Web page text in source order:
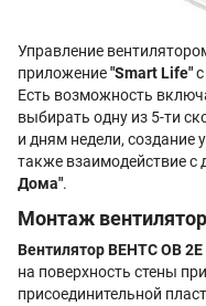
Управление
приложение"Smart Life"
Есть возможность
выбирать одну из 5-ти
и дням недели, создание
также взаимодействие с
Дома".
Монтаж
Вентилятор ВЕНТС ОВ 2Е
на поверхность стены
присоединительной